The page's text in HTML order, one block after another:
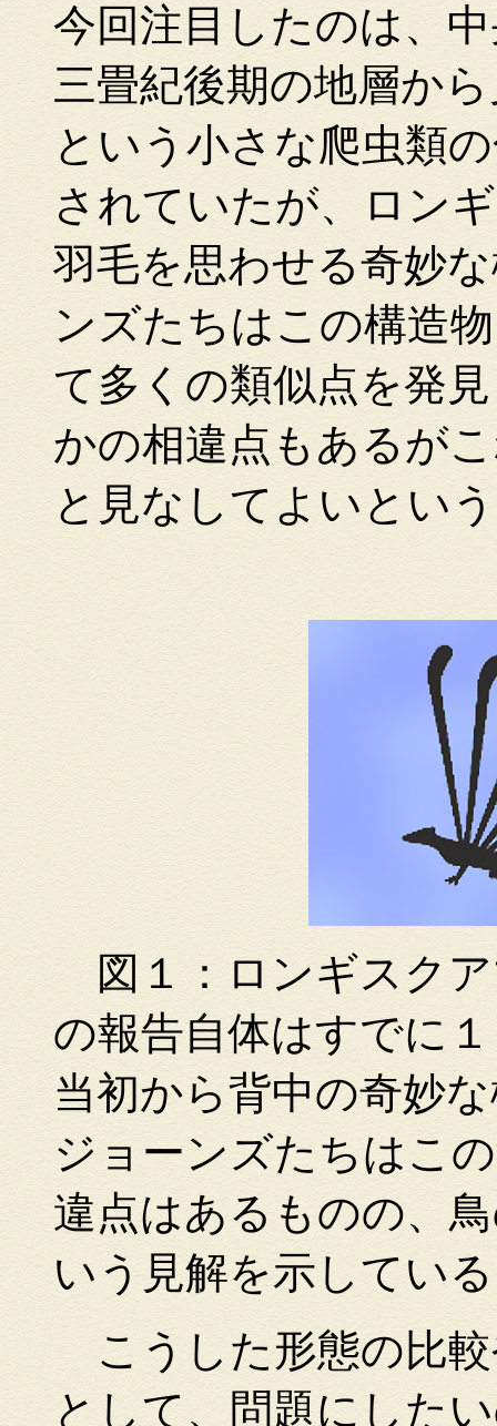
今回注目したのは、
三畳紀後期の地層か
という小さな爬虫類
されていたが、ロン
羽毛を思わせる奇妙
ンズたちはこの構造
て多くの類似点を発
かの相違点もあるが
と見なしてよいとい
図１：ロンギスク
の報告自体はすでに
当初から背中の奇妙
ジョーンズたちはこ
違点はあるものの、
いう見解を示してい
こうした形態の比
として、問題にした